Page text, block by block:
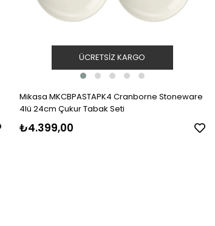
Mikasa MKCBPASTAPK4 Cranborne Stoneware
4lü 24cm Çukur Tabak Seti
₺4.399,00
ÜCRETSIZ KARGO